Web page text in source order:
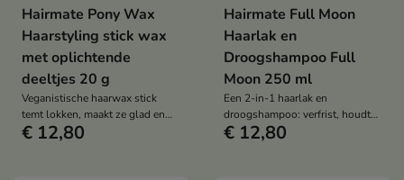
Hairmate Pony Wax
Haarstyling stick wax
met oplichtende
deeltjes 20 g
Veganistische haarwax stick
temt lokken, maakt ze glad en
geeft ze glans dankzij natuurlijke
€ 12,80
Hairmate Full Moon
Haarlak en
Droogshampoo Full
Moon 250 ml
Een 2-in-1 haarlak en
droogshampoo: verfrist, houdt
het haar in model en geeft
€ 12,80